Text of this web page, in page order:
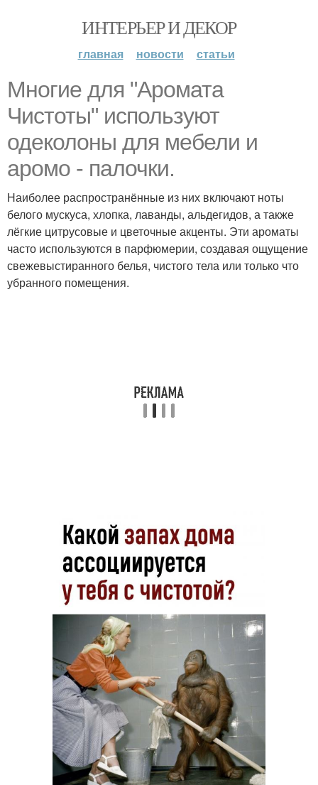
ИНТЕРЬЕР И ДЕКОР
главная новости статьи
Многие для "Аромата
Чистоты" используют
одеколоны для мебели и
аромо - палочки.
Наиболее распространённые из них включают ноты
белого мускуса, хлопка, лаванды, альдегидов, а также
лёгкие цитрусовые и цветочные акценты. Эти ароматы
часто используются в парфюмерии, создавая ощущение
свежевыстиранного белья, чистого тела или только что
убранного помещения.